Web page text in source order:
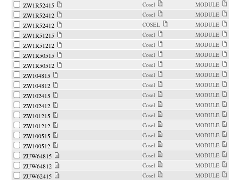
ZW1R52415 Cosel MODULE
ZW1R52412 Cosel MODULE
ZW1R52412 COSEL MODULE
ZW1R51215 Cosel MODULE
ZW1R51212 Cosel MODULE
ZW1R50515 Cosel MODULE
ZW1R50512 Cosel MODULE
ZW104815 Cosel MODULE
ZW104812 Cosel MODULE
ZW102415 Cosel MODULE
ZW102412 Cosel MODULE
ZW101215 Cosel MODULE
ZW101212 Cosel MODULE
ZW100515 Cosel MODULE
ZW100512 Cosel MODULE
ZUW64815 Cosel MODULE
ZUW64812 Cosel MODULE
ZUW62415 Cosel MODULE